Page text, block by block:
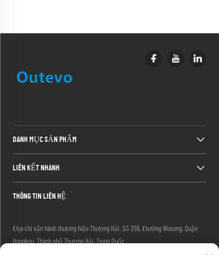
DANH MỤC SẢN PHẨM
LIÊN KẾT NHANH
THÔNG TIN LIÊN HỆ
Địa chỉ vận hành thương hiệu Thượng Hải: Số 258, Đường Wusong, Quận
Hongkou, Thành phố Thượng Hải, Trung Quốc